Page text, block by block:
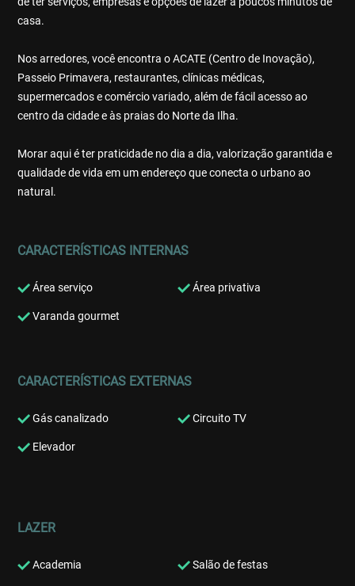
casa.
Nos arredores, você encontra o ACATE (Centro de Inovação),
Passeio Primavera, restaurantes, clínicas médicas,
supermercados e comércio variado, além de fácil acesso ao
centro da cidade e às praias do Norte da Ilha.
Morar aqui é ter praticidade no dia a dia, valorização garantida e
qualidade de vida em um endereço que conecta o urbano ao
natural.
CARACTERÍSTICAS INTERNAS
Área serviço Área privativa
Varanda gourmet
CARACTERÍSTICAS EXTERNAS
Gás canalizado Circuito TV
Elevador
LAZER
Academia Salão de festas